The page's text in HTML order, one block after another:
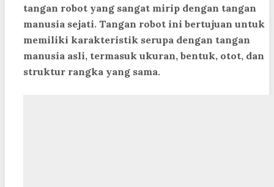
tangan robot yang sangat mirip dengan tangan
manusia sejati. Tangan robot ini bertujuan untuk
memiliki karakteristik serupa dengan tangan
manusia asli, termasuk ukuran, bentuk, otot, dan
struktur rangka yang sama.